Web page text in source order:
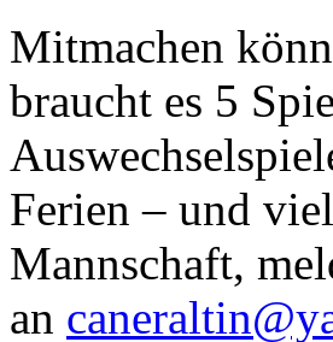
Mitmachen
braucht es 5
Ferien – und
Mannschaft,
an